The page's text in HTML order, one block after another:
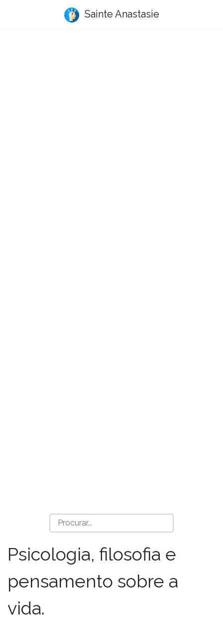
Sainte Anastasie
Psicologia, filosofia e
pensamento sobre a
vida.